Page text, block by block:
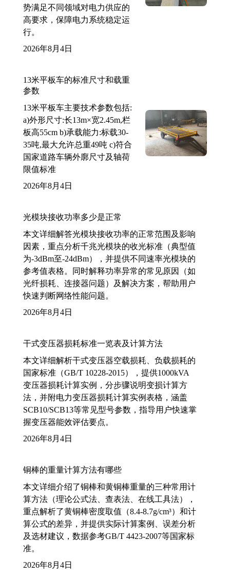
势满足不同领域对电力供应的
高要求，保障电力系统稳定运
行。
2026年8月4日
13米平板车的标准尺寸和载重
参数
13米平板车主要技术参数包括:
a)外形尺寸:长13m×宽2.45m,栏
板高55cm b)承载能力:标载30-
35吨,最大允许总重49吨 c)符合
国家道路车辆外廓尺寸及轴荷
限值标准
2026年8月4日
光模块接收功率多少是正常
本文详细解答光模块接收功率的正常范围及影响
因素，重点分析千兆光模块的收光标准（典型值
为-3dBm至-24dBm），并提供不同速率光模块的
参考值表格。同时解释功率异常的常见原因（如
光纤损耗、连接器问题）及解决方案，帮助用户
快速判断网络性能问题。
2026年8月4日
干式变压器损耗标准一览表及计算方法
本文详细解析干式变压器空载损耗、负载损耗的
国家标准（GB/T 10228-2015），提供1000kVA
变压器损耗计算实例，分步骤说明变损计算方
法，并附电力变压器损耗计算实例表格，涵盖
SCB10/SCB13等常见型号参数，指导用户快速掌
握变压器能效评估要点。
2026年8月4日
铜棒的重量计算方法有哪些
本文详细介绍了铜棒和黄铜棒重量的三种常用计
算方法（理论公式法、查表法、在线工具法），
重点解析了黄铜棒密度取值（8.4-8.7g/cm³）和计
算公式的差异，并提供实际计算案例、误差分析
及选材建议，数据参考GB/T 4423-2007等国家标
准。
2026年8月4日